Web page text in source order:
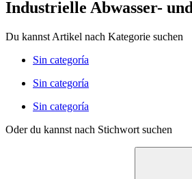
Industrielle Abwasser-
Du kannst Artikel nach Kategorie suchen
Sin categoría
Sin categoría
Sin categoría
Oder du kannst nach Stichwort suchen